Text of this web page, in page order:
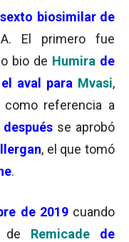
biosimilar de
El primero fue
bio de Humira de
el aval para Mvasi,
referencia a
se aprobó
, el que tomó
.
de 2019 cuando
de Remicade de